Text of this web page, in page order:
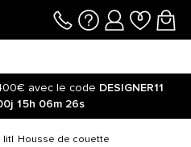
avec le code DESIGNER11
15h 06m 26s
lit Housse de couette